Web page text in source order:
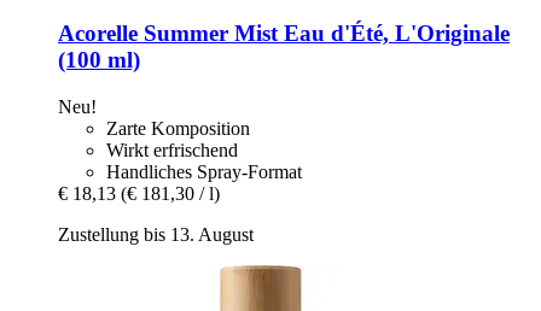
Acorelle Summer Mist Eau d'Été, L'Originale
(100 ml)
Neu!
Zarte Komposition
Wirkt erfrischend
Handliches Spray-Format
€ 18,13 (€ 181,30 / l)
Zustellung bis 13. August